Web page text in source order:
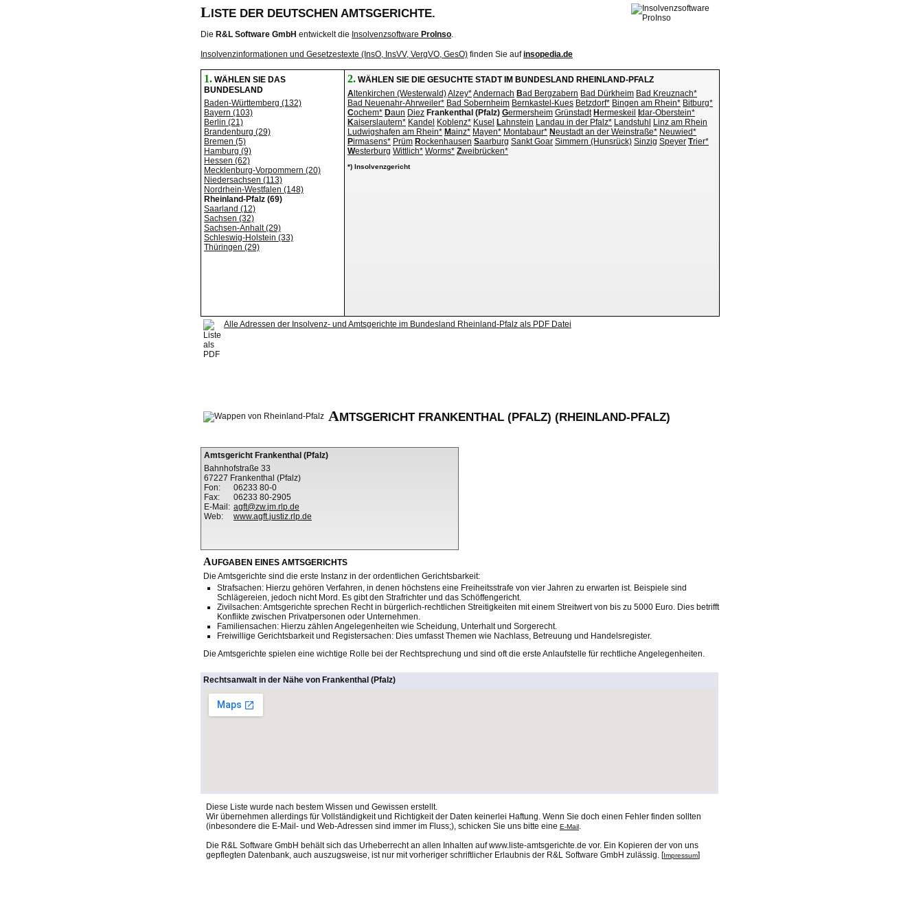
L ISTE DER DEUTSCHEN AMTSGERICHTE.
Die R&L Software GmbH entwickelt die Insolvenzsoftware ProInso.
Insolvenzinformationen und Gesetzestexte (InsO, InsVV, VergVO, GesO) finden Sie aufinsopedia.de
1. WÄHLEN SIE DAS
BUNDESLAND
Baden-Württemberg (132)
Bayern (103)
Berlin (21)
Brandenburg (29)
Bremen (5)
Hamburg (9)
Hessen (62)
Mecklenburg-Vorpommern (20)
Niedersachsen (113)
Nordrhein-Westfalen (148)
Rheinland-Pfalz (69)
Saarland (12)
Sachsen (32)
Sachsen-Anhalt (29)
Schleswig-Holstein (33)
Thüringen (29)
2. WÄHLEN SIE DIE GESUCHTE STADT IM BUNDESLAND RHEINLAND-PFALZ
A ltenkirchen (Westerwald)Alzey*Andernach Bad Bergzabern Bad Dürkheim Bad Kreuznach*
Bad Neuenahr-Ahrweiler* Bad Sobernheim Bernkastel-Kues Betzdorf* Bingen am Rhein* Bitburg*
Cochem* Daun Diez Frankenthal (Pfalz) Germersheim Grünstadt Hermeskeil
dar-Oberstein*
Kaiserslautern* Kandel Koblenz* Kusel Lahnstein Landau in der Pfalz* Landstuhl
Linz am Rhein
Ludwigshafen am Rhein* Mainz* Mayen* Montabaur* Neustadt an der Weinstraße* Neuwied*
Pirmasens* Prüm Rockenhausen Saarburg Sankt Goar Simmern (Hunsrück) Sinzig Speyer Trier*
Westerburg Wittlich* Worms* Zweibrücken*
*) Insolvenzgericht
Alle Adressen der Insolvenz- und Amtsgerichte im Bundesland Rheinland-Pfalz als PDF Datei
AMTSGERICHT FRANKENTHAL (PFALZ) (RHEINLAND-PFALZ)
Amtsgericht Frankenthal (Pfalz)
Bahnhofstraße 33
67227 Frankenthal (Pfalz)
Fon:
06233 80-0
Fax:
06233 80-2905
E-Mail: agft@zw.jm.rlp.de
Web:
www.agft.justiz.rlp.de
AUFGABEN EINES AMTSGERICHTS
Die Amtsgerichte sind die erste Instanz in der ordentlichen Gerichtsbarkeit:
Strafsachen: Hierzu gehören Verfahren, in denen höchstens eine Freiheitsstrafe von vier Jahren zu erwarten ist. Beispiele sind
Schlägereien, jedoch nicht Mord. Es gibt den Strafrichter und das Schöffengericht.
Zivilsachen: Amtsgerichte sprechen Recht in bürgerlich-rechtlichen Streitigkeiten mit einem Streitwert von bis zu 5000 Euro. Dies betrifft
Konflikte zwischen Privatpersonen oder Unternehmen.
Familiensachen: Hierzu zählen Angelegenheiten wie Scheidung, Unterhalt und Sorgerecht.
Freiwillige Gerichtsbarkeit und Registersachen: Dies umfasst Themen wie Nachlass, Betreuung und Handelsregister.
Die Amtsgerichte spielen eine wichtige Rolle bei der Rechtsprechung und sind oft die erste Anlaufstelle für rechtliche Angelegenheiten.
Rechtsanwalt in der Nähe von Frankenthal (Pfalz)
Diese Liste wurde nach bestem Wissen und Gewissen erstellt.
Wir übernehmen allerdings für Vollständigkeit und Richtigkeit der Daten keinerlei Haftung. Wenn Sie doch einen Fehler finden sollten
(inbesondere die E-Mail- und Web-Adressen sind immer im Fluss;), schicken Sie uns bitte eine E-Mail.
Die R&L Software GmbH behält sich das Urheberrecht an allen Inhalten auf www.liste-amtsgerichte.de vor. Ein Kopieren der von uns
gepflegten Datenbank, auch auszugsweise, ist nur mit vorheriger schriftlicher Erlaubnis der R&L Software GmbH zulässig. [Impressum]